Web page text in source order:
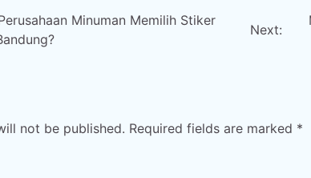
Minuman Memilih Stiker
Next:
not be published. Required fields are marked *